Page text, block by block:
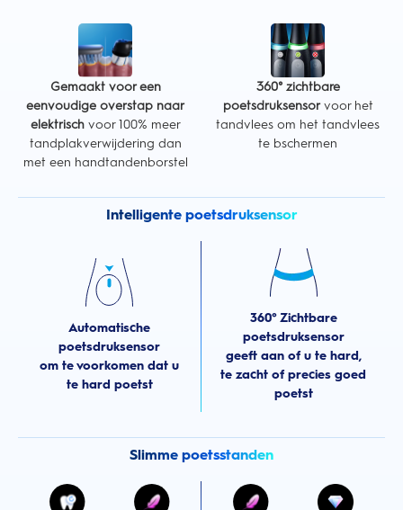
Gemaakt voor een
eenvoudige overstap naar
elektrischvoor 100% meer
tandplakverwijdering dan
met een handtandenborstel
360° zichtbare
poetsdruksensorvoor het
tandvlees om het tandvlees
te bschermen
Intelligente poetsdruksensor
Automatische
poetsdruksensor
om te voorkomen dat u
te hard poetst
360° Zichtbare
poetsdruksensor
geeft aan of u te hard,
te zacht of precies goed
poetst
Slimme poetsstanden